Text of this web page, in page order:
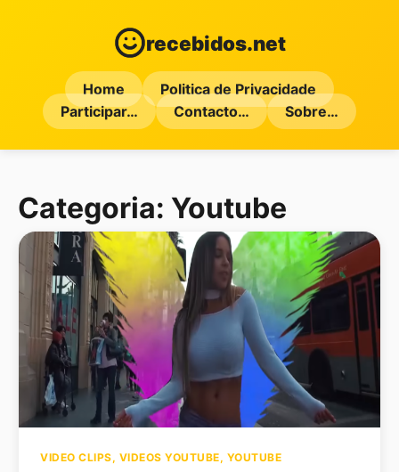
recebidos.net
Home
Politica de Privacidade
Participar…
Contacto… Sobre…
Categoria: Youtube
VIDEO CLIPS, VIDEOS YOUTUBE, YOUTUBE